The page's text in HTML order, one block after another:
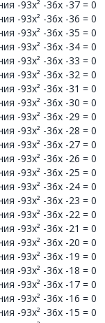
-93x² -36x -37 = 0
-93x² -36x -36 = 0
-93x² -36x -35 = 0
-93x² -36x -34 = 0
-93x² -36x -33 = 0
-93x² -36x -32 = 0
-93x² -36x -31 = 0
-93x² -36x -30 = 0
-93x² -36x -29 = 0
-93x² -36x -28 = 0
-93x² -36x -27 = 0
-93x² -36x -26 = 0
-93x² -36x -25 = 0
-93x² -36x -24 = 0
-93x² -36x -23 = 0
-93x² -36x -22 = 0
-93x² -36x -21 = 0
-93x² -36x -20 = 0
-93x² -36x -19 = 0
-93x² -36x -18 = 0
-93x² -36x -17 = 0
-93x² -36x -16 = 0
-93x² -36x -15 = 0